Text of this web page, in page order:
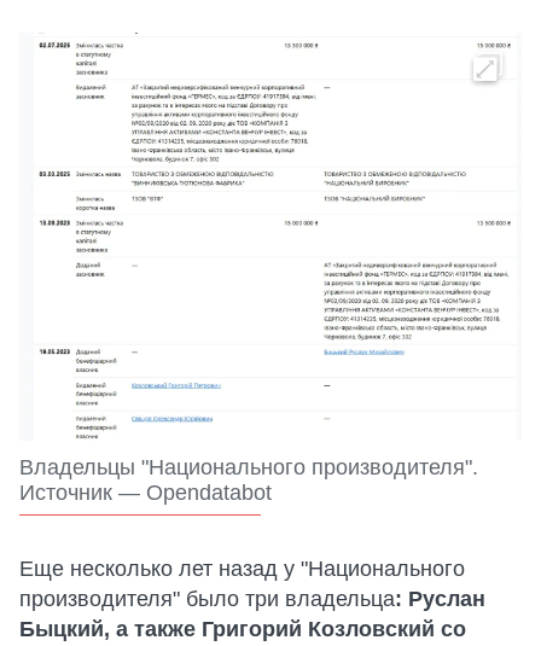
Владельцы "Национального производителя".
Источник — Opendatabot
Еще несколько лет назад у "Национального
производителя" было три владельца: Руслан
Быцкий, а также Григорий Козловский со